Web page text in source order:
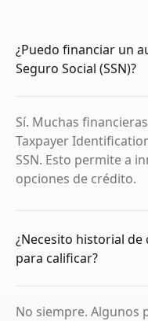
¿Puedo financiar un
Seguro Social (SSN)?
Sí. Muchas
Taxpayer
SSN. Esto permite a
opciones de crédito.
¿Necesito historial de
para calificar?
No siempre. Algunos